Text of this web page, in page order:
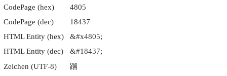
CodePage (hex)
4805
CodePage (dec)
18437
HTML Entity (hex)
&#x4805;
HTML Entity (dec)
&#18437;
Zeichen (UTF-8)
䠅